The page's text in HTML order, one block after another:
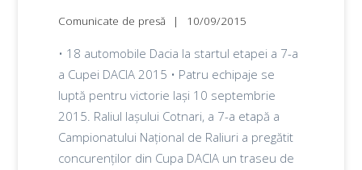
Comunicate de presă 10/09/2015
• 18 automobile Dacia la startul etapei a 7-a
a Cupei DACIA 2015 • Patru echipaje se
luptă pentru victorie Iași 10 septembrie
2015. Raliul Iașului Cotnari, a 7-a etapă a
Campionatului Național de Raliuri a pregătit
concurenților din Cupa DACIA un traseu de